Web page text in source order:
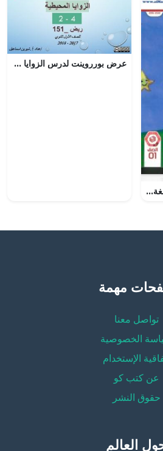
كتاب الطالب الجزء الرابع, (لغة عربية) الأول
عرض بورروينت لدرس الزوايا المحيطة
مهمة
تواصل معنا
الخصوصية
الإستخدام
عن كتب كو
حقوق النشر
العالم